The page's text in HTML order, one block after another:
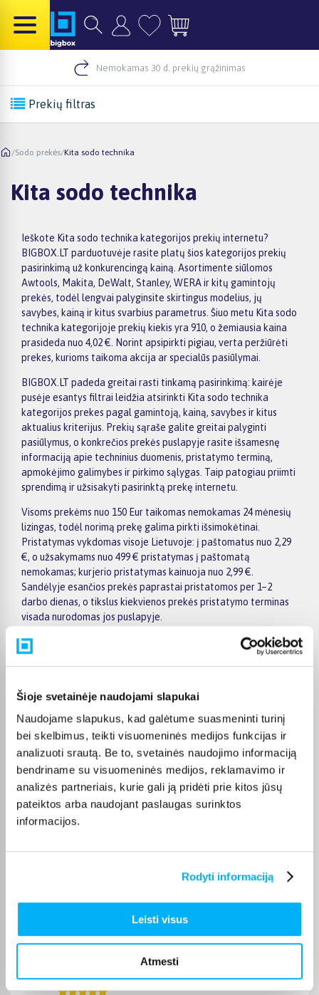
Šioje svetainėje naudojami slapukai
Naudojame slapukus, kad galėtume suasmeninti turinį
bei skelbimus, teikti visuomeninės medijos funkcijas ir
analizuoti srautą. Be to, svetainės naudojimo informaciją
bendriname su visuomeninės medijos, reklamavimo ir
analizės partneriais, kurie gali ją pridėti prie kitos jūsų
pateiktos arba naudojant paslaugas surinktos
informacijos.
Rodyti informaciją
Leisti visus
Atmesti
Nemokamas 30 d. prekių grąžinimas
Prekių filtras
/Sodo prekės/Kita sodo technika
Kita sodo technika
Ieškote Kita sodo technika kategorijos prekių internetu?
BIGBOX.LT parduotuvėje rasite platų šios kategorijos prekių
pasirinkimą už konkurencingą kainą. Asortimente siūlomos
Awtools, Makita, DeWalt, Stanley, WERA ir kitų gamintojų
prekės, todėl lengvai palyginsite skirtingus modelius, jų
savybes, kainą ir kitus svarbius parametrus. Šiuo metu Kita sodo
technika kategorijoje prekių kiekis yra 910, o žemiausia kaina
prasideda nuo 4,02 €. Norint apsipirkti pigiau, verta peržiūrėti
prekes, kurioms taikoma akcija ar specialūs pasiūlymai.
BIGBOX.LT padeda greitai rasti tinkamą pasirinkimą: kairėje
pusėje esantys filtrai leidžia atsirinkti Kita sodo technika
kategorijos prekes pagal gamintoją, kainą, savybes ir kitus
aktualius kriterijus. Prekių sąraše galite greitai palyginti
pasiūlymus, o konkrečios prekės puslapyje rasite išsamesnę
informaciją apie techninius duomenis, pristatymo terminą,
apmokėjimo galimybes ir pirkimo sąlygas. Taip patogiau priimti
sprendimą ir užsisakyti pasirinktą prekę internetu.
Visoms prekėms nuo 150 Eur taikomas nemokamas 24 mėnesių
lizingas, todėl norimą prekę galima pirkti išsimokėtinai.
Pristatymas vykdomas visoje Lietuvoje: į paštomatus nuo 2,29
€, o užsakymams nuo 499 € pristatymas į paštomatą
nemokamas; kurjerio pristatymas kainuoja nuo 2,99 €.
Sandėlyje esančios prekės paprastai pristatomos per 1–2
darbo dienas, o tikslus kiekvienos prekės pristatymo terminas
visada nurodomas jos puslapyje.
Pasirinktą prekę iš Kita sodo technika kategorijos pristatysime
per nurodytą terminą. Jei patogiau užsakymą atsiimti patiems,
Pirkėjų atsiliepimai apie prekes
Patvirtintas pirkėjas
Patvirtintas pirkėjas
Patvirtintas pirkėjas